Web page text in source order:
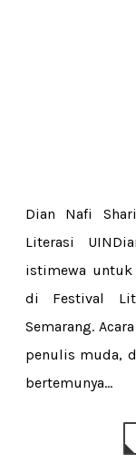
Dian Nafi
Literasi
istimewa
di Festival
Semarang.
penulis muda,
bertemunya...